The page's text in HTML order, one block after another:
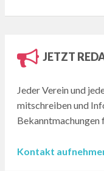
JETZT
Jeder Verein und
mitschreiben und
Kontakt